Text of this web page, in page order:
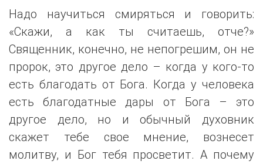
Надо научиться смиряться и говорить:
«Скажи, а как ты считаешь, отче?»
Священник, конечно, не непогрешим, он не
пророк, это другое дело – когда у кого-то
есть благодать от Бога. Когда у человека
есть благодатные дары от Бога – это
другое дело, но и обычный духовник
скажет тебе свое мнение, вознесет
молитву, и Бог тебя просветит. А почему